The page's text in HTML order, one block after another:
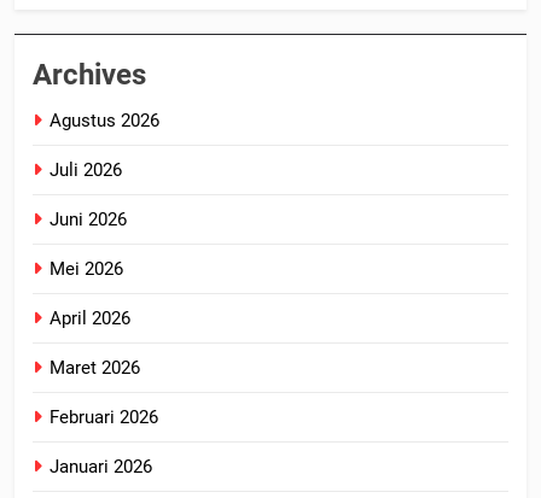
Archives
Agustus 2026
Juli 2026
Juni 2026
Mei 2026
April 2026
Maret 2026
Februari 2026
Januari 2026